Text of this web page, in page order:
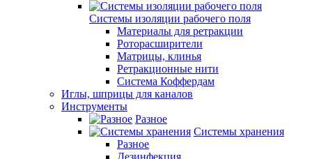
Системы изоляции рабочего поля
Материалы для ретракции
Роторасширители
Матрицы, клинья
Ретракционные нити
Система Коффердам
Иглы, шприцы для каналов
Инструменты
Разное
Системы хранения
Разное
Дезинфекция